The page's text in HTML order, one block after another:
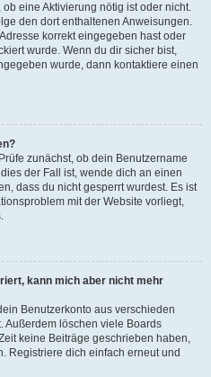
eine Aktivierung nötig ist oder nicht.
den dort enthaltenen Anweisungen.
korrekt eingegeben hast oder
wurde. Wenn du dir sicher bist,
wurde, dann kontaktiere einen
zunächst, ob dein Benutzername
der Fall ist, wende dich an einen
dass du nicht gesperrt wurdest. Es ist
mit der Website vorliegt,
kann mich aber nicht mehr
Benutzerkonto aus verschieden
Außerdem löschen viele Boards
keine Beiträge geschrieben haben,
Registriere dich einfach erneut und